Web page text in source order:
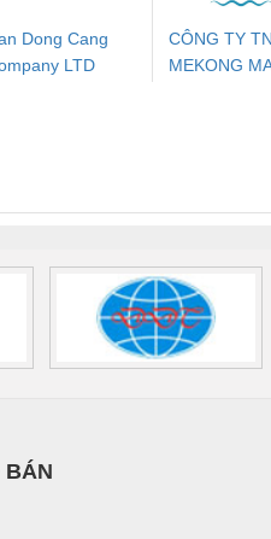
Điện AC
Mô-đun Ắc Quy
Dong Cang
LTD
CÔNG TY
MEKONG
BÁN